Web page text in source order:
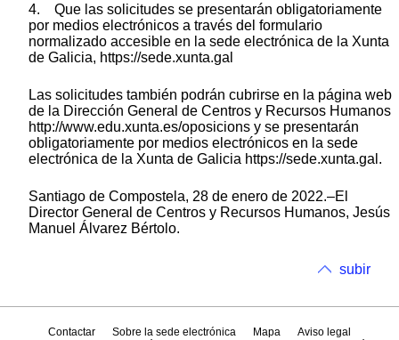
4. Que las solicitudes se presentarán obligatoriamente
por medios electrónicos a través del formulario
normalizado accesible en la sede electrónica de la Xunta
de Galicia, https://sede.xunta.gal
Las solicitudes también podrán cubrirse en la página web
de la Dirección General de Centros y Recursos Humanos
http://www.edu.xunta.es/oposicions y se presentarán
obligatoriamente por medios electrónicos en la sede
electrónica de la Xunta de Galicia https://sede.xunta.gal.
Santiago de Compostela, 28 de enero de 2022.–El
Director General de Centros y Recursos Humanos, Jesús
Manuel Álvarez Bértolo.
subir
Contactar Sobre la sede electrónica Mapa
Aviso legal